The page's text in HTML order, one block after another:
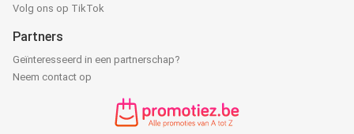
Volg ons op TikTok
Partners
Geïnteresseerd in een partnerschap?
Neem contact op